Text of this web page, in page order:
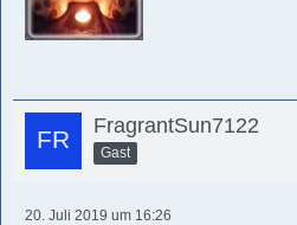
FragrantSun7122
Gast
20. Juli 2019 um 16:26